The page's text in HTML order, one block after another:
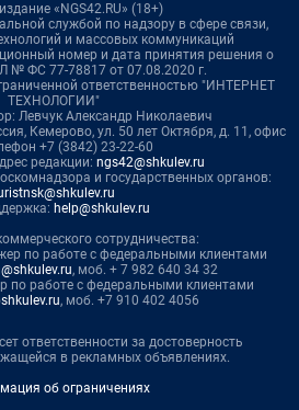
«NGS42.RU» (18+)
службой по надзору в сфере связи,
и массовых коммуникаций
номер и дата принятия решения о
№ ФС 77-78817 от 07.08.2020 г.
ответственностью "ИНТЕРНЕТ
ТЕХНОЛОГИИ"
Левчук Александр Николаевич
Кемерово, ул. 50 лет Октября, д. 11, офис
+7 (3842) 23-22-60
редакции: ngs42@shkulev.ru
и государственных органов:
help@shkulev.ru
сотрудничества:
по работе с федеральными клиентами
, моб. + 7 982 640 34 32
по работе с федеральными клиентами
, моб. +7 910 402 4056
ответственности за достоверность
в рекламных объявлениях.
об ограничениях